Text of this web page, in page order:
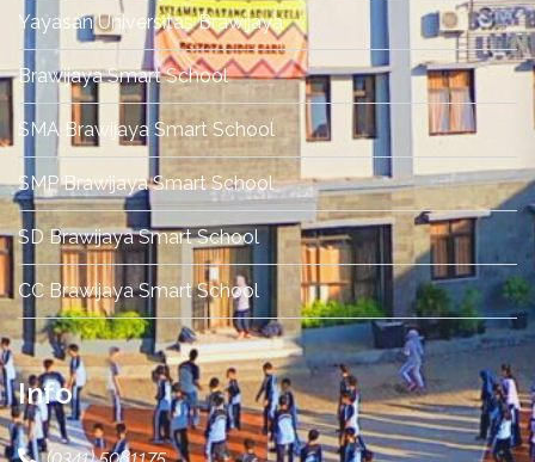
Yayasan Universitas Brawijaya
Brawijaya Smart School
SMA Brawijaya Smart School
SMP Brawijaya Smart School
SD Brawijaya Smart School
CC Brawijaya Smart School
Info
(0341) 5081175